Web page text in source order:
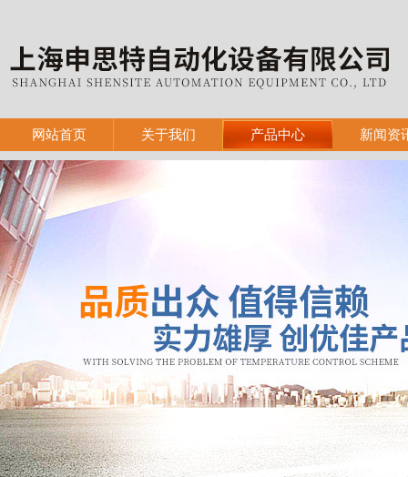
上海申思特自动化设备有限公司
网站首页 关于我们 产品中心 新闻资